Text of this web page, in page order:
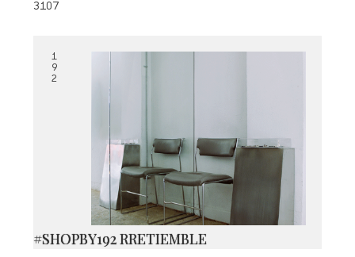
3107
1
9
2
#SHOPBY192 RRETIEMBLE